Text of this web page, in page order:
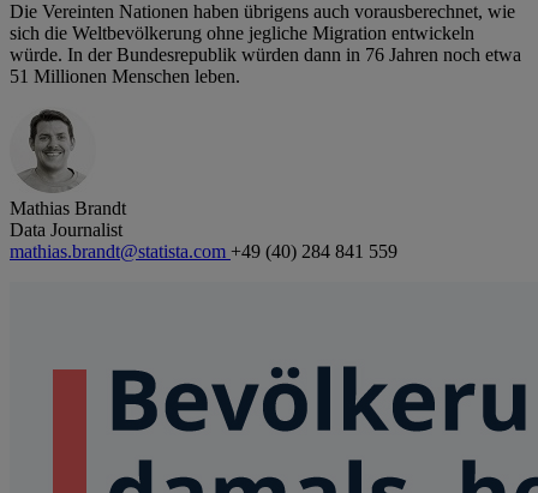
Die Vereinten Nationen haben übrigens auch vorausberechnet, wie
sich die Weltbevölkerung ohne jegliche Migration entwickeln
würde. In der Bundesrepublik würden dann in 76 Jahren noch etwa
51 Millionen Menschen leben.
Mathias Brandt
Data Journalist
mathias.brandt@statista.com +49 (40) 284 841 559